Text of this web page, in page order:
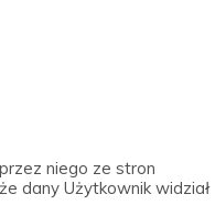
niego ze stron
dany Użytkownik widział